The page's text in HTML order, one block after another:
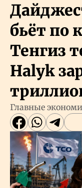
бьёт по
Тенгиз
Halyk
Главные